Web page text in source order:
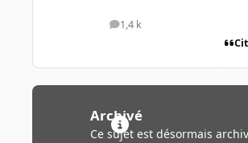
1,4 k
messages
Archivé
Ce sujet est désormais